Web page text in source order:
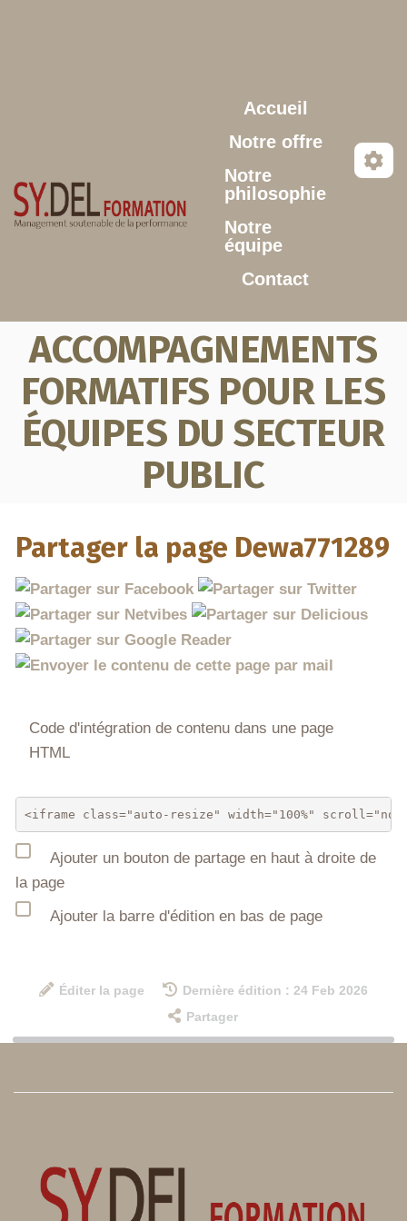
Accueil
Notre offre
Notre
philosophie
Notre
équipe
Contact
ACCOMPAGNEMENTS
FORMATIFS POUR LES
ÉQUIPES DU SECTEUR
PUBLIC
Partager la page Dewa771289
Code d'intégration de contenu dans une page
HTML
Ajouter un bouton de partage en haut à droite de
la page
Ajouter la barre d'édition en bas de page
Éditer la page
Dernière édition : 24 Feb 2026
Partager